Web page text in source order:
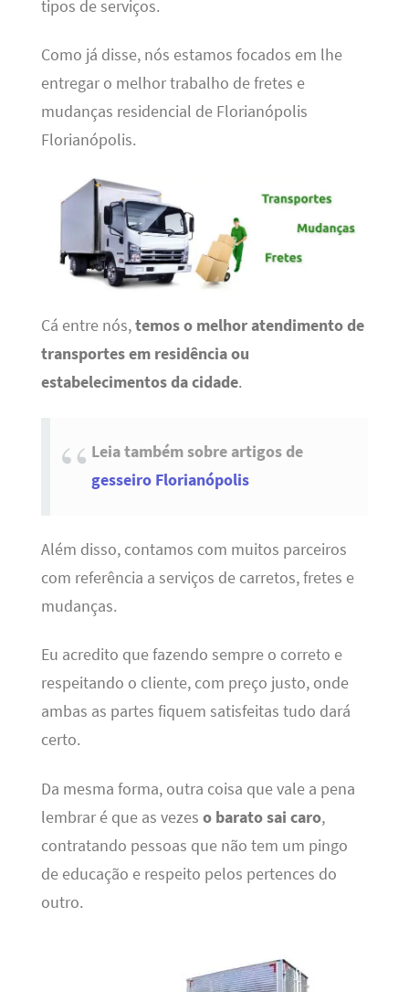
tipos de serviços.
Como já disse, nós estamos focados em lhe
entregar o melhor trabalho de fretes e
mudanças residencial de Florianópolis
Florianópolis.
Cá entre nós,temos o melhor atendimento de
transportes em residência ou
estabelecimentos da cidade.
Leia também sobre artigos de
gesseiro Florianópolis
Além disso, contamos com muitos parceiros
com referência a serviços de carretos, fretes e
mudanças.
Eu acredito que fazendo sempre o correto e
respeitando o cliente, com preço justo, onde
ambas as partes fiquem satisfeitas tudo dará
certo.
Da mesma forma, outra coisa que vale a pena
lembrar é que as vezes o barato sai caro,
contratando pessoas que não tem um pingo
de educação e respeito pelos pertences do
outro.